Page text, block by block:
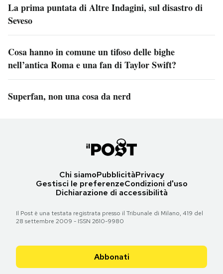
La prima puntata di Altre Indagini, sul disastro di
Seveso
Cosa hanno in comune un tifoso delle bighe
nell’antica Roma e una fan di Taylor Swift?
Superfan, non una cosa da nerd
Chi siamoPubblicitàPrivacy
Gestisci le preferenzeCondizioni d'uso
Dichiarazione di accessibilità
Il Post è una testata registrata presso il Tribunale di Milano, 419 del
28 settembre 2009 - ISSN 2610-9980
Abbonati